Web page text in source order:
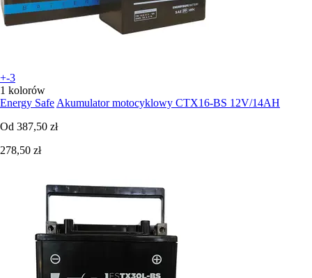
+-3
1 kolorów
Energy Safe Akumulator motocyklowy CTX16-BS 12V/14AH
Od 387,50 zł
278,50 zł